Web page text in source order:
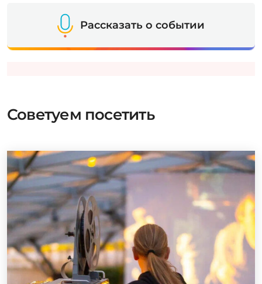
Рассказать о событии
Советуем посетить